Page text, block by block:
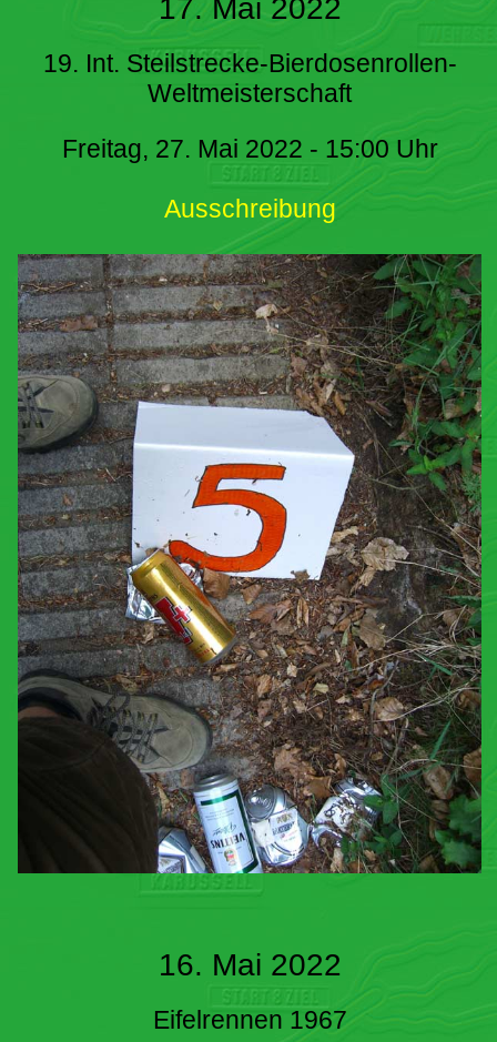
17. Mai 2022
19. Int. Steilstrecke-Bierdosenrollen-
Weltmeisterschaft
Freitag, 27. Mai 2022 - 15:00 Uhr
Ausschreibung
16. Mai 2022
Eifelrennen 1967